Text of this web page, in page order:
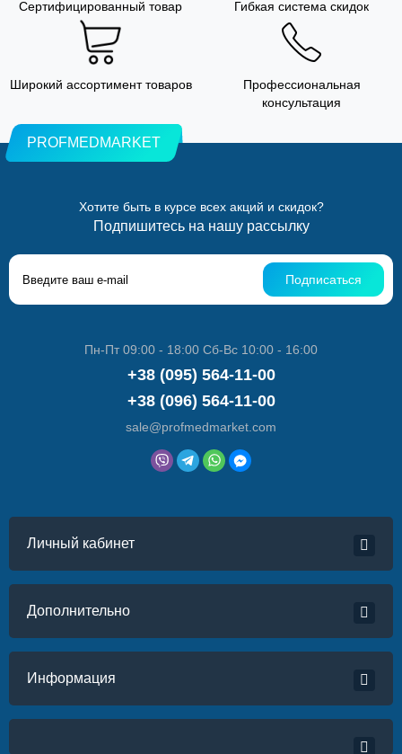
Сертифицированный товар Гибкая система скидок
Широкий ассортимент товаров
Профессиональная
консультация
PROFMEDMARKET
Хотите быть в курсе всех акций и скидок?
Подпишитесь на нашу рассылку
Подписаться
Пн-Пт 09:00 - 18:00 Сб-Вс 10:00 - 16:00
+38 (095) 564-11-00
+38 (096) 564-11-00
sale@profmedmarket.com
Личный кабинет
Дополнительно
Информация